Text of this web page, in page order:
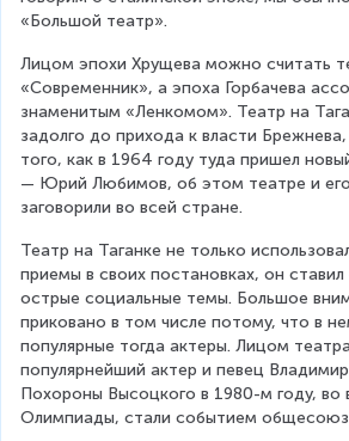
«Большой театр».
Лицом эпохи Хрущева можно считать
«Современник», а эпоха Горбачева
знаменитым «Ленкомом». Театр на
задолго до прихода к власти
того, как в 1964 году туда пришел
— Юрий Любимов, об этом театре и его
заговорили во всей стране.
Театр на Таганке не только
приемы в своих постановках, он ставил
острые социальные темы. Большое
приковано в том числе потому, что в
популярные тогда актеры. Лицом
популярнейший актер и певец
Похороны Высоцкого в 1980-м году, во
Олимпиады, стали событием